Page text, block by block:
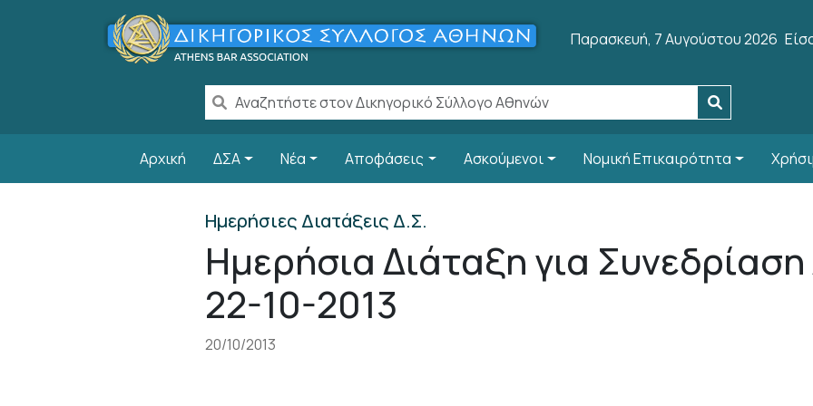
Παράκαμψη προς το κυρίως περιεχόμενο
Παρασκευή, 7 Αυγούστου 2026
Αρχική ΔΣΑ Νέα Αποφάσεις Ασκούμενοι Νομική Επικαιρότητα
Ημερήσιες Διατάξεις Δ.Σ.
Ημερήσια Διάταξη για Συνεδρίαση
22-10-2013
20/10/2013